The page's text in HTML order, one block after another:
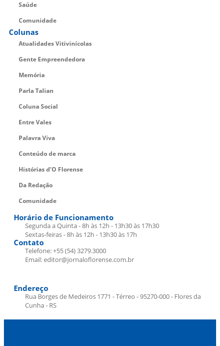
Saúde
Comunidade
Colunas
Atualidades Vitivinícolas
Gente Empreendedora
Memória
Parla Talian
Coluna Social
Entre Vales
Palavra Viva
Conteúdo de marca
Histórias d’O Florense
Da Redação
Comunidade
Horário de Funcionamento
Segunda a Quinta - 8h às 12h - 13h30 às 17h30
Sextas-feiras - 8h às 12h - 13h30 às 17h
Contato
Telefone: +55 (54) 3279.3000
Email: editor@jornaloflorense.com.br
Endereço
Rua Borges de Medeiros 1771 - Térreo - 95270-000 - Flores da
Cunha - RS